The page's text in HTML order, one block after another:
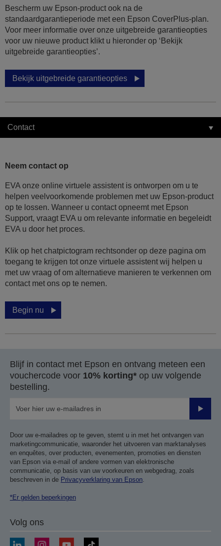
Bescherm uw Epson-product ook na de
standaardgarantieperiode met een Epson CoverPlus-plan.
Voor meer informatie over onze uitgebreide garantieopties
voor uw nieuwe product klikt u hieronder op ‘Bekijk
uitgebreide garantieopties’.
Bekijk uitgebreide garantieopties
Contact
Neem contact op
EVA onze online virtuele assistent is ontworpen om u te
helpen veelvoorkomende problemen met uw Epson-product
op te lossen. Wanneer u contact opneemt met Epson
Support, vraagt EVA u om relevante informatie en begeleidt
EVA u door het proces.
Klik op het chatpictogram rechtsonder op deze pagina om
toegang te krijgen tot onze virtuele assistent wij helpen u
met uw vraag of om alternatieve manieren te verkennen om
contact met ons op te nemen.
Begin nu
Blijf in contact met Epson en ontvang meteen een
vouchercode voor 10% korting* op uw volgende
bestelling.
Door uw e-mailadres op te geven, stemt u in met het ontvangen van
marketingcommunicatie, waaronder het uitvoeren van marktanalyses
en enquêtes, over producten, evenementen, promoties en diensten
van Epson via e-mail of andere vormen van elektronische
communicatie, op basis van uw voorkeuren en webgedrag, zoals
beschreven in de Privacyverklaring van Epson.
*Er gelden beperkingen
Volg ons